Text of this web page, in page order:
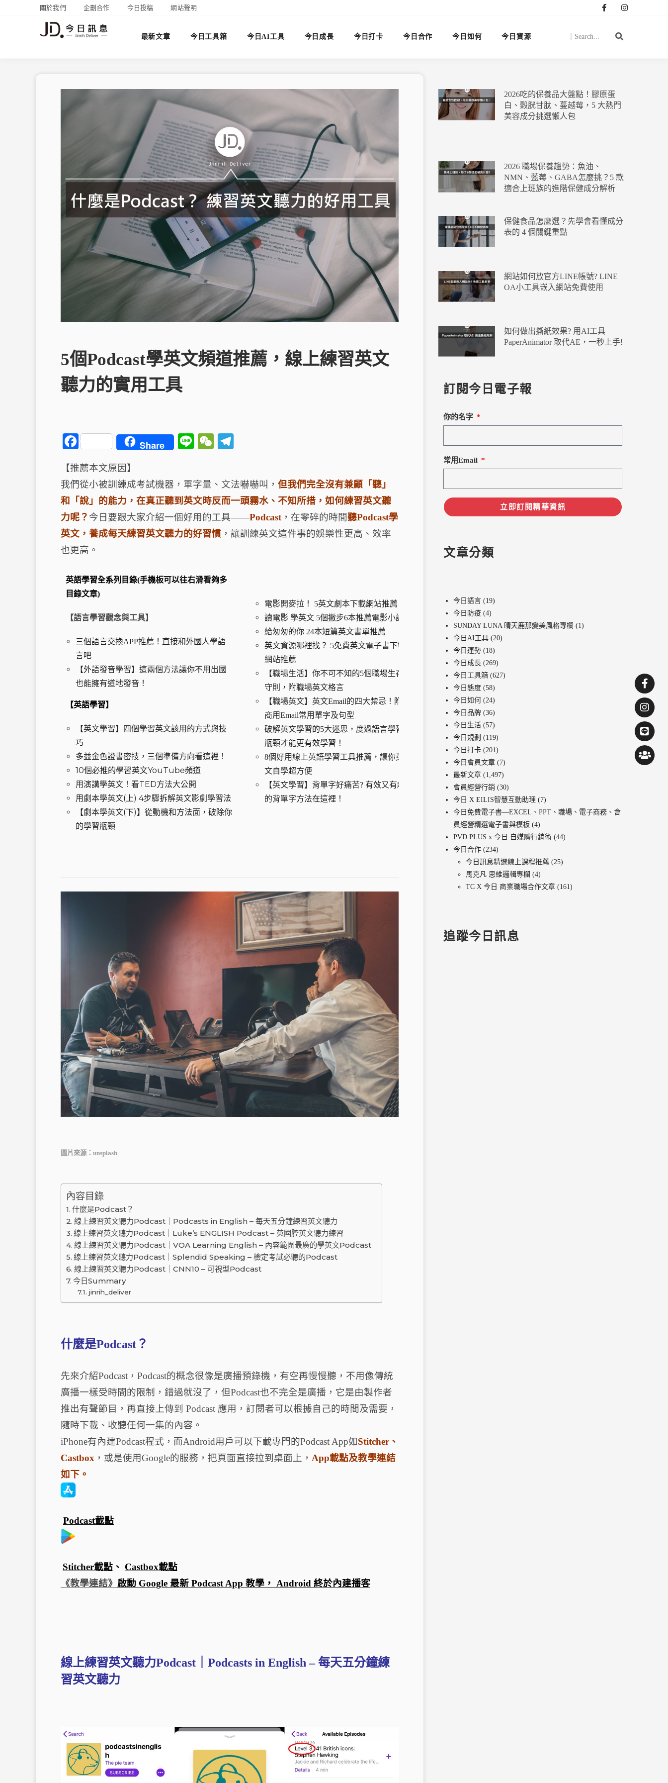
關於我們 企劃合作 今日投稿 網站聲明
最新文章 今日工具箱 今日AI工具 今日成長 今日打卡 今日合作 今日如何 今日資源
5個Podcast學英文頻道推薦，線上練習英文
聽力的實用工具
F
c
e
b
o
o
k
Share
Li W
h
a
t
g
ra
m
【推薦本文原因】
我們從小被訓練成考試機器，單字量、文法嚇嚇叫， 但我們完全沒有兼顧「聽」
和「說」的能力，在真正聽到英文時反而一頭霧水、不知所措，如何練習英文聽
力呢？ 今日要跟大家介紹一個好用的工具——Podcast ，在零碎的時間聽Podcast學
英文，養成每天練習英文聽力的好習慣 ，讓訓練英文這件事的娛樂性更高、效率
也更高。
英語學習全系列目錄(手機板可以往右滑看夠多
目錄文章)
【語言學習觀念與工具】
三個語言交換APP推薦！直接和外國人學語
言吧
【外語發音學習】這兩個方法讓你不用出國
也能擁有道地發音！
【英語學習】
【英文學習】四個學習英文該用的方式與技
巧
多益金色證書密技，三個準備方向看這裡！
10個必推的學習英文YouTube頻道
用演講學英文！看TED方法大公開
用劇本學英文(上) 4步驟拆解英文影劇學習法
【劇本學英文(下)】從動機和方法面，破除你
的學習瓶頸
電影開麥拉！ 5英文劇本下載網站推薦
讀電影 學英文 5個撇步6本推薦電影小說
給匆匆的你 24本短篇英文書單推薦
英文資源哪裡找？ 5免費英文電子書下載
網站推薦
【職場生活】你不可不知的5個職場生存
守則，附職場英文格言
【職場英文】英文Email的四大禁忌！附
商用Email常用單字及句型
破解英文學習的5大迷思，度過語言學習
瓶頸才能更有效學習！
8個好用線上英語學習工具推薦，讓你英
文自學超方便
【英文學習】背單字好痛苦? 有效又有趣
的背單字方法在這裡！
圖片來源： unsplash
內容目錄
什麼是Podcast？
線上練習英文聽力Podcast｜Podcasts in English – 每天五分鐘練習英文聽力
線上練習英文聽力Podcast｜Luke’s ENGLISH Podcast – 英國腔英文聽力練習
線上練習英文聽力Podcast｜VOA Learning English – 內容範圍最廣的學英文Podcast
線上練習英文聽力Podcast｜Splendid Speaking – 檢定考試必聽的Podcast
線上練習英文聽力Podcast｜CNN10 – 可視型Podcast
今日Summary
jinrih_deliver
什麼是Podcast？
先來介紹Podcast，Podcast的概念很像是廣播預錄機，有空再慢慢聽，不用像傳統
廣播一樣受時間的限制，錯過就沒了，但Podcast也不完全是廣播，它是由製作者
推出有聲節目，再直接上傳到 Podcast 應用，訂閱者可以根據自己的時間及需要，
隨時下載、收聽任何一集的內容。
iPhone有內建Podcast程式，而Android用戶可以下載專門的Podcast App如Stitcher、
Castbox ，或是使用Google的服務，把頁面直接拉到桌面上， App載點及教學連結
如下。
Podcast載點
Stitcher載點 、 Castbox載點
《教學連結》 啟動 Google 最新 Podcast App 教學， Android 終於內建播客
線上練習英文聽力Podcast｜Podcasts in English – 每天五分鐘練
習英文聽力
2026吃的保養品大盤點！膠原蛋
白、穀胱甘肽、蔓越莓，5 大熱門
美容成分挑選懶人包
2026 職場保養趨勢：魚油、
NMN、藍莓、GABA怎麼挑？5 款
適合上班族的進階保健成分解析
保健食品怎麼選？先學會看懂成分
表的 4 個關鍵重點
網站如何放官方LINE帳號? LINE
OA小工具嵌入網站免費使用
如何做出撕紙效果? 用AI工具
PaperAnimator 取代AE，一秒上手!
訂閱今日電子報
你的名字
常用Email
立即訂閱精華資訊
文章分類
今日語言 (19)
今日防疫 (4)
SUNDAY LUNA 晴天鹿那變美風格專欄 (1)
今日AI工具 (20)
今日運勢 (18)
今日成長 (269)
今日工具箱 (627)
今日態度 (58)
今日如何 (24)
今日品牌 (36)
今日生活 (57)
今日規劃 (119)
今日打卡 (201)
今日會員文章 (7)
最新文章 (1,497)
會員經營行銷 (30)
今日 X EILIS智慧互動助理 (7)
今日免費電子書—EXCEL、PPT、職場、電子商務、會
員經營精選電子書與模板 (4)
PVD PLUS x 今日 自媒體行銷術 (44)
今日合作 (234)
今日訊息精選線上課程推薦 (25)
馬克凡 思維邏輯專欄 (4)
TC X 今日 商業職場合作文章 (161)
追蹤今日訊息